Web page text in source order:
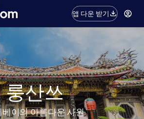
앱 다운 받기
룽산쓰
이의 아름다운 사원